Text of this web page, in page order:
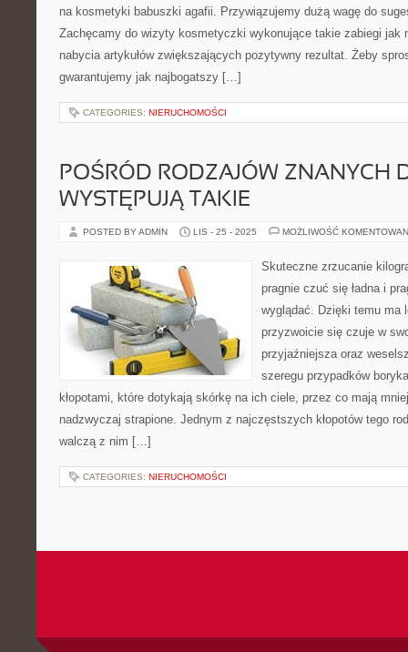
na kosmetyki babuszki agafii. Przywiązujemy dużą wagę do
Zachęcamy do wizyty kosmetyczki wykonujące takie zabiegi jak
nabycia artykułów zwiększających pozytywny rezultat. Żeby
gwarantujemy jak najbogatszy […]
CATEGORIES: NIERUCHOMOŚCI
POŚRÓD RODZAJÓW ZNANYCH
WYSTĘPUJĄ TAKIE
POSTED BY ADMIN LIS - 25 - 2025 MOŻLIWOŚĆ
Skuteczne zrzucanie
pragnie czuć się ładna i
wyglądać. Dzięki temu ma
przyzwoicie się czuje w
przyjaźniejsza oraz
szeregu przypadków
kłopotami, które dotykają skórkę na ich ciele, przez co mają
nadzwyczaj strapione. Jednym z najczęstszych kłopotów tego
walczą z nim […]
CATEGORIES: NIERUCHOMOŚCI